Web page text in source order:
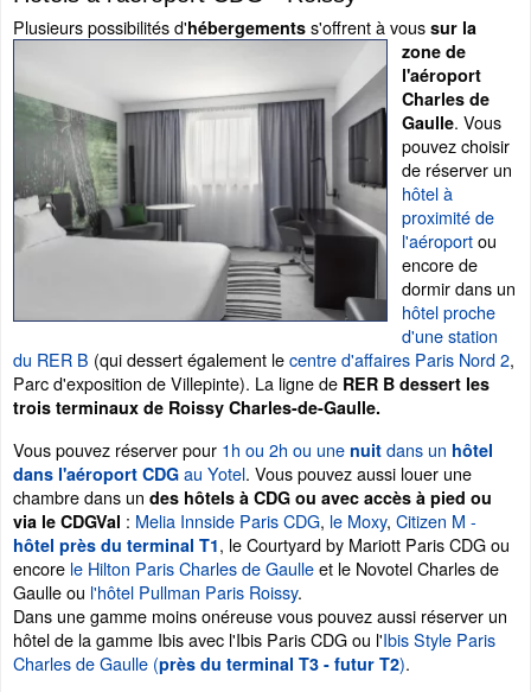
Plusieurs possibilités d'hébergements s'offrent à vous sur la
zone de
l'aéroport
Charles de
Gaulle. Vous
pouvez choisir
de réserver un
hôtel à
proximité de
l'aéroportou
encore de
dormir dans un
hôtel proche
d'une station
du RER B (qui dessert également lecentre d'affaires Paris Nord 2,
Parc d'exposition de Villepinte). La ligne de RER B dessert les
trois terminaux de Roissy Charles-de-Gaulle.
Vous pouvez réserver pour 1h ou 2h ou une nuit dans un hôtel
dans l'aéroport CDG au Yotel. Vous pouvez aussi louer une
chambre dans un des hôtels à CDG ou avec accès à pied ou
via le CDGVal : Melia Innside Paris CDG, le Moxy, Citizen M -
hôtel près du terminal T1, le Courtyard by Mariott Paris CDG ou
encore le Hilton Paris Charles de Gaulleet le Novotel Charles de
Gaulle ou l'hôtel Pullman Paris Roissy.
Dans une gamme moins onéreuse vous pouvez aussi réserver un
hôtel de la gamme Ibis avec l'Ibis Paris CDG ou l'Ibis Style Paris
Charles de Gaulle (près du terminal T3 - futur T2).